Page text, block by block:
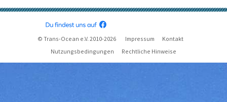
© Trans-Ocean e.V. 2010-2026 Impressum
Kontakt
Nutzungsbedingungen
Rechtliche Hinweise